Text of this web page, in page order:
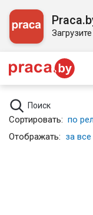
Поиск
Сортировать: по
Отображать: за